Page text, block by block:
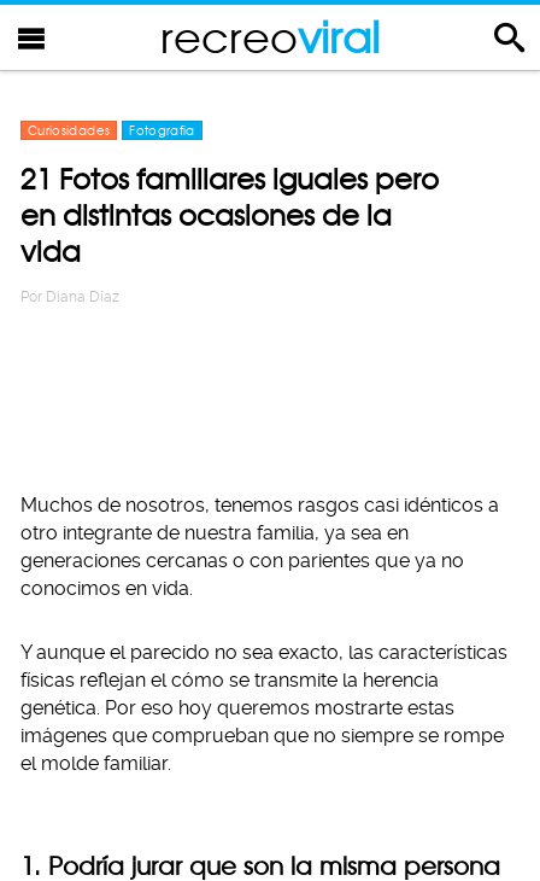
recreoviral
Curiosidades Fotografia
21 Fotos familiares iguales pero
en distintas ocasiones de la
vida
Por Diana Diaz
Muchos de nosotros, tenemos rasgos casi idénticos a
otro integrante de nuestra familia, ya sea en
generaciones cercanas o con parientes que ya no
conocimos en vida.
Y aunque el parecido no sea exacto, las características
físicas reflejan el cómo se transmite la herencia
genética. Por eso hoy queremos mostrarte estas
imágenes que comprueban que no siempre se rompe
el molde familiar.
1. Podría jurar que son la misma persona